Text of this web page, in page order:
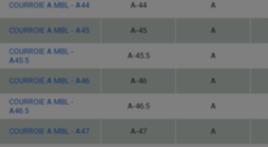
COURROIE A MBL - A44 A-44 A
COURROIE A MBL - A45 A-45 A
COURROIE A MBL -
A45.5
A-45.5 A
COURROIE A MBL - A46 A-46 A
COURROIE A MBL -
A46.5
A-46.5 A
COURROIE A MBL - A47 A-47 A